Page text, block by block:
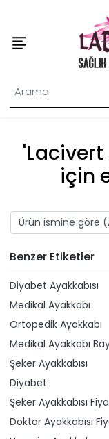
'Lacivert
için
Benzer Etiketler
Diyabet Ayakkabısı
Medikal Ayakkabı
Ortopedik Ayakkabı
Medikal Ayakkabı
Şeker Ayakkabısı
Diyabet
Şeker Ayakkabısı
Doktor Ayakkabısı